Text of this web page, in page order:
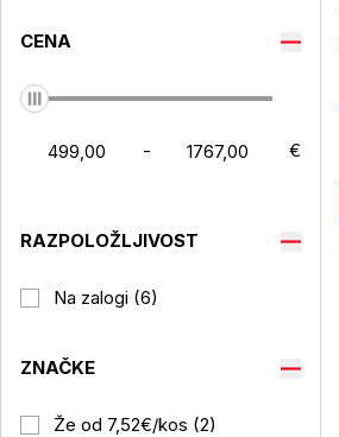
CENA
- €
RAZPOLOŽLJIVOST
Na zalogi (6)
ZNAČKE
Že od 7,52€/kos (2)